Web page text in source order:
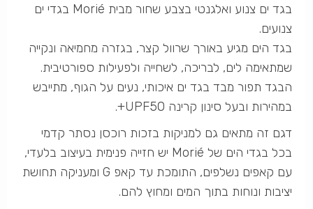
בגד ים צנוע ואלגנטי בצבע שחור מבית Morié בגדי ים
צנועים.
בגד הים מגיע באורך שרוול קצר, בגזרה מחמיאה ונקייה
שמתאימה לים, לבריכה, לשחייה ולפעילות ספורטיבית.
הבגד תפור מבד בגד ים איכותי, נעים על הגוף, מתייבש
במהירות ובעל סינון קרינה UPF50+.
דגם זה מתאים גם למניקות בזכות רוכסן נסתר קדמי
בכל בגדי הים של Morié יש חזייה פנימית בעיצוב בלעדי,
עם קאפים נשלפים, התומכת עד קאפ G ומעניקה תחושת
יציבות ונוחות בתוך המים ומחוץ להם.